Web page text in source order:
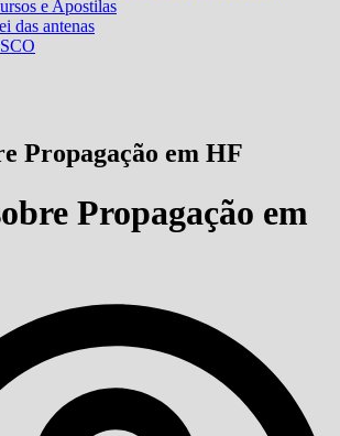
e Apostilas
das antenas
Propagação em HF
Propagação em